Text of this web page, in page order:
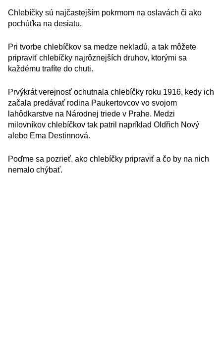
Chlebíčky sú najčastejším pokrmom na oslavách či ako
pochúťka na desiatu.
Pri tvorbe chlebíčkov sa medze nekladú, a tak môžete
pripraviť chlebíčky najrôznejších druhov, ktorými sa
každému trafíte do chuti.
Prvýkrát verejnosť ochutnala chlebíčky roku 1916, kedy ich
začala predávať rodina Paukertovcov vo svojom
lahôdkarstve na Národnej triede v Prahe. Medzi
milovníkov chlebíčkov tak patril napríklad Oldřich Nový
alebo Ema Destinnová.
Poďme sa pozrieť, ako chlebíčky pripraviť a čo by na nich
nemalo chýbať.